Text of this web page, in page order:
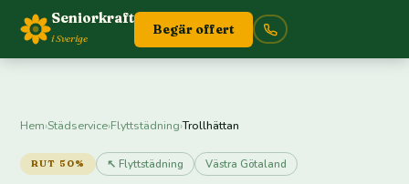
Seniorkraft
i Sverige
Begär offert
Hem›Städservice›Flyttstädning›Trollhättan
RUT 50% ↖ Flyttstädning Västra Götaland